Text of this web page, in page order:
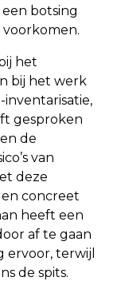
botsing
het
bij het werk
inventarisatie,
gesproken
de
van
deze
concreet
heeft een
af te gaan
ervoor, terwijl
de spits.